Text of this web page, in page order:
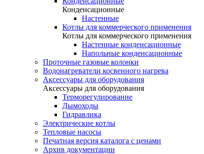
Конденсационные
Настенные
Котлы для коммерческого применения
Котлы для коммерческого применения
Настенные конденсационные
Напольные конденсационные
Проточные газовые колонки
Водонагреватели косвенного нагрева
Аксессуары для оборудования
Аксессуары для оборудования
Терморегулирование
Дымоходы
Гидравлика
Электрические котлы
Тепловые насосы
Печатная версия каталога с ценами
Архив документации